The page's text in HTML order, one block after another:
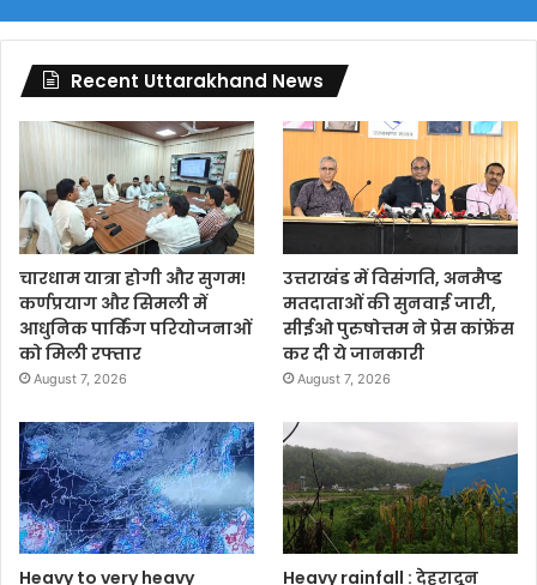
Recent Uttarakhand News
चारधाम यात्रा होगी और सुगम!
कर्णप्रयाग और सिमली में
आधुनिक पार्किंग परियोजनाओं
को मिली रफ्तार
August 7, 2026
उत्तराखंड में विसंगति, अनमैप्ड
मतदाताओं की सुनवाई जारी,
सीईओ पुरुषोत्तम ने प्रेस कांफ्रेंस
कर दी ये जानकारी
August 7, 2026
Heavy to very heavy
Heavy rainfall : देहरादून